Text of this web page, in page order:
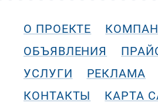
О ПРОЕКТЕ
ОБЪЯВЛЕНИЯ
УСЛУГИ
РЕКЛАМА
КОНТАКТЫ
КАРТА